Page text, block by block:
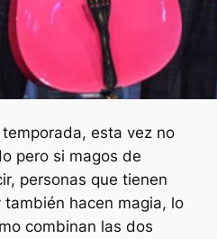
esta vez no
pero si magos de
personas que tienen
también hacen magia, lo
combinan las dos